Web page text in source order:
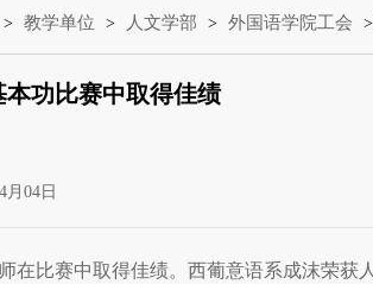
> 教学单位 > 人文学部 > 外国语学院工会
功比赛中取得佳绩
月04日
在比赛中取得佳绩。西葡意语系成沫荣获